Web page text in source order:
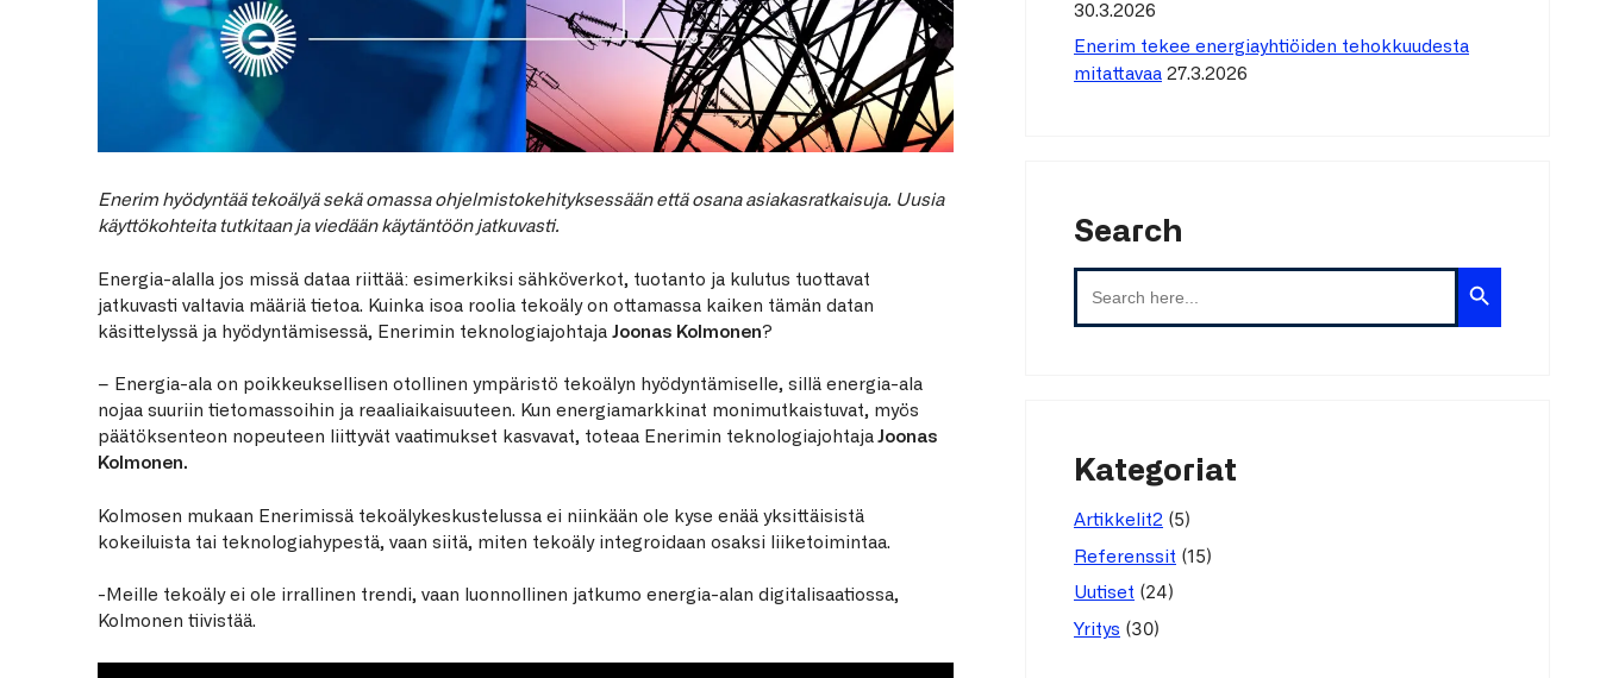
Enerim hyödyntää tekoälyä sekä omassa ohjelmistokehityksessään että osana asiakasratkaisuja. Uusia
käyttökohteita tutkitaan ja viedään käytäntöön jatkuvasti.
Energia-alalla jos missä dataa riittää: esimerkiksi sähköverkot, tuotanto ja kulutus tuottavat
jatkuvasti valtavia määriä tietoa. Kuinka isoa roolia tekoäly on ottamassa kaiken tämän datan
käsittelyssä ja hyödyntämisessä, Enerimin teknologiajohtaja Joonas Kolmonen?
– Energia-ala on poikkeuksellisen otollinen ympäristö tekoälyn hyödyntämiselle, sillä energia-ala
nojaa suuriin tietomassoihin ja reaaliaikaisuuteen. Kun energiamarkkinat monimutkaistuvat, myös
päätöksenteon nopeuteen liittyvät vaatimukset kasvavat, toteaa Enerimin teknologiajohtaja Joonas
Kolmonen.
Kolmosen mukaan Enerimissä tekoälykeskustelussa ei niinkään ole kyse enää yksittäisistä
kokeiluista tai teknologiahypestä, vaan siitä, miten tekoäly integroidaan osaksi liiketoimintaa.
-Meille tekoäly ei ole irrallinen trendi, vaan luonnollinen jatkumo energia-alan digitalisaatiossa,
Kolmonen tiivistää.
30.3.2026
Enerim tekee energiayhtiöiden tehokkuudesta
mitattavaa 27.3.2026
Search
for:
Search Button
Kategoriat
Artikkelit2 (5)
Referenssit (15)
Uutiset (24)
Yritys (30)